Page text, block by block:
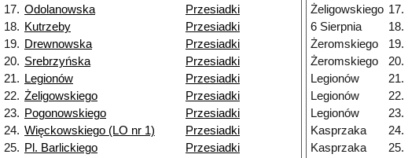
17. Odolanowska
Przesiadki
18. Kutrzeby
Przesiadki
19. Drewnowska
Przesiadki
20. Srebrzyńska
Przesiadki
21. Legionów
Przesiadki
22. Żeligowskiego
Przesiadki
23. Pogonowskiego
Przesiadki
24. Więckowskiego (LO nr 1)
Przesiadki
25. Pl. Barlickiego
Przesiadki
Żeligowskiego 17.
6 Sierpnia
18.
Żeromskiego
19.
Żeromskiego
20.
Legionów
21.
Legionów
22.
Legionów
23.
Kasprzaka
24.
Kasprzaka
25.